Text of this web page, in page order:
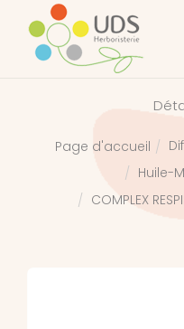
Page d'accueil
Huile-
COMPLEX